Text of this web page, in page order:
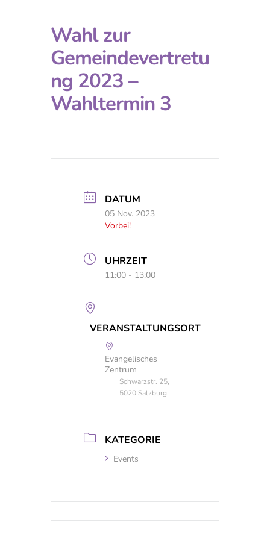
Wahl zur
Gemeindevertretu
ng 2023 –
Wahltermin 3
DATUM
05 Nov. 2023
Vorbei!
UHRZEIT
11:00 - 13:00
VERANSTALTUNGSORT
Evangelisches
Zentrum
Schwarzstr. 25,
5020 Salzburg
KATEGORIE
Events